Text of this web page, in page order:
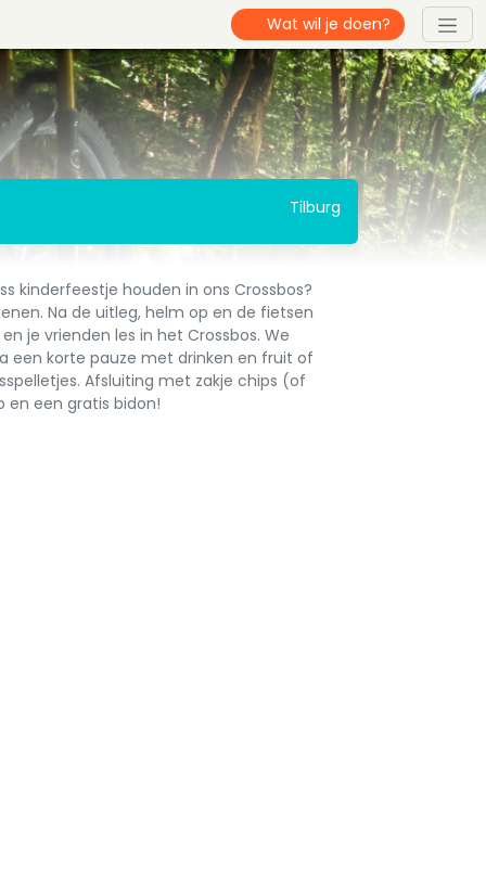
Tilburg
kinderfeestje houden in ons Crossbos?
Na de uitleg, helm op en de fietsen
je vrienden les in het Crossbos. We
een korte pauze met drinken en fruit of
Afsluiting met zakje chips (of
en een gratis bidon!